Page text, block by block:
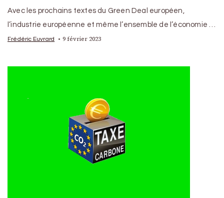
Avec les prochains textes du Green Deal européen,
l’industrie européenne et même l’ensemble de l’économie …
Frédéric Euvrard 9 février 2023